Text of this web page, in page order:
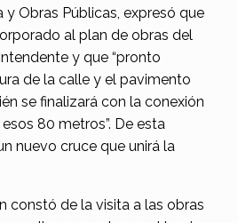
y Obras Públicas, expresó que
al plan de obras del
y que “pronto
de la calle y el pavimento
se finalizará con la conexión
80 metros”. De esta
nuevo cruce que unirá la
constó de la visita a las obras